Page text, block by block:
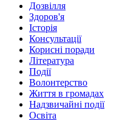
Дозвілля
Здоров'я
Історія
Консультації
Корисні поради
Література
Події
Волонтерство
Життя в громадах
Надзвичайні події
Освіта